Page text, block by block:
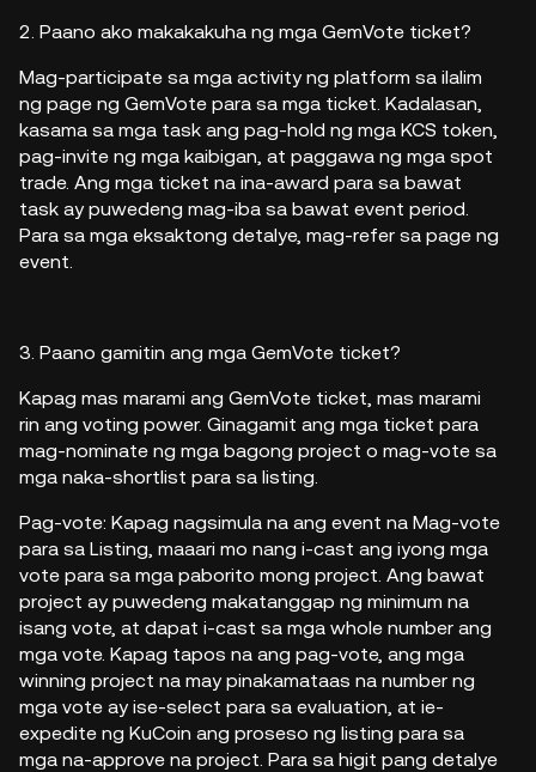
2. Paano ako makakakuha ng mga GemVote ticket?
Mag-participate sa mga activity ng platform sa ilalim
ng page ng GemVote para sa mga ticket. Kadalasan,
kasama sa mga task ang pag-hold ng mga KCS token,
pag-invite ng mga kaibigan, at paggawa ng mga spot
trade. Ang mga ticket na ina-award para sa bawat
task ay puwedeng mag-iba sa bawat event period.
Para sa mga eksaktong detalye, mag-refer sa page ng
event.
3. Paano gamitin ang mga GemVote ticket?
Kapag mas marami ang GemVote ticket, mas marami
rin ang voting power. Ginagamit ang mga ticket para
mag-nominate ng mga bagong project o mag-vote sa
mga naka-shortlist para sa listing.
Pag-vote: Kapag nagsimula na ang event na Mag-vote
para sa Listing, maaari mo nang i-cast ang iyong mga
vote para sa mga paborito mong project. Ang bawat
project ay puwedeng makatanggap ng minimum na
isang vote, at dapat i-cast sa mga whole number ang
mga vote. Kapag tapos na ang pag-vote, ang mga
winning project na may pinakamataas na number ng
mga vote ay ise-select para sa evaluation, at ie-
expedite ng KuCoin ang proseso ng listing para sa
mga na-approve na project. Para sa higit pang detalye